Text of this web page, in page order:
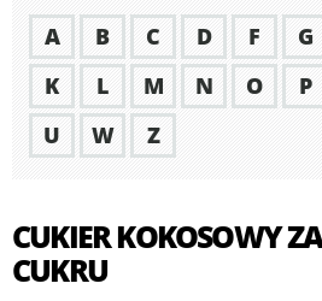
A B C D F G
K
L M N O P
U
W Z
CUKIER KOKOSOWY
CUKRU